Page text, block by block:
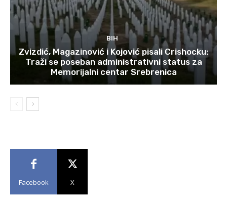
BIH
Zvizdić, Magazinović i Kojović pisali Crishocku:
Traži se poseban administrativni status za
Memorijalni centar Srebrenica
Facebook X